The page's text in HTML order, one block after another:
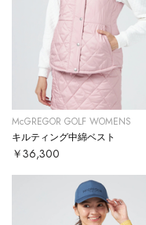
McGREGOR GOLF WOMENS
キルティング中綿ベスト
￥36,300